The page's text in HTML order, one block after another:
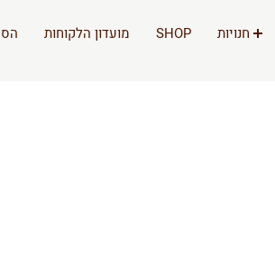
חנויות SHOP מועדון הלקוחות